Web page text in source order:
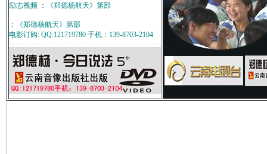
励志视频 ：《郑德杨航天》第部
：《郑德杨航天》第部
电影订购: QQ:121719780 手机：139-8703-2104